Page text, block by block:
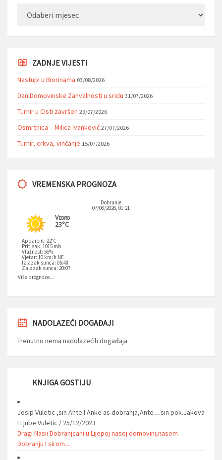
ZADNJE VIJESTI
Nastupi u Biorinama 03/08/2026
Dan Domovinske Zahvalnosti u sridu 31/07/2026
Turnir u Cisti završen 29/07/2026
Osmrtnica – Milica Ivanković 27/07/2026
Turnir, crkva, vinčanje 15/07/2026
VREMENSKA PROGNOZA
Dobranje
07/08/2026, 01:21
Vedro
23°C
Apparent: 22°C
Pritisak: 1015 mb
Vlažnost: 56%
Vjetar: 10 km/h NE
Izlazak sunca: 05:48
Zalazak sunca: 20:07
Više prognoze...
NADOLAZEĆI DOGAĐAJI
Trenutno nema nadolazećih događaja.
KNJIGA GOSTIJU
Josip Vuletic ,sin Ante I Anke as dobranja,Anteㅡsin pok.Jakova
I Ljube Vuletic / 25/12/2023
Dragi Nasii Dobranjcani u Lijepoj nasoj domovini,nasem
Dobranju I sirom...